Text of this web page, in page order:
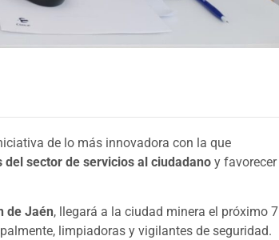
de lo más innovadora con la que
del sector de servicios al ciudadano y favorecer
de Jaén, llegará a la ciudad minera el próximo 7
limpiadoras y vigilantes de seguridad.